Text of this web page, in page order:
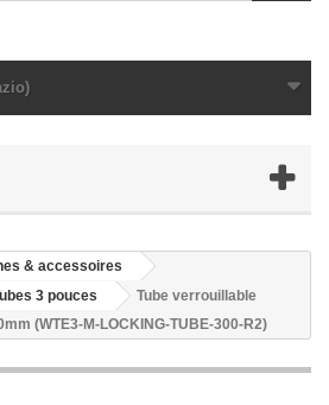
& accessoires
3 pouces
Tube verrouillable
(WTE3-M-LOCKING-TUBE-300-R2)